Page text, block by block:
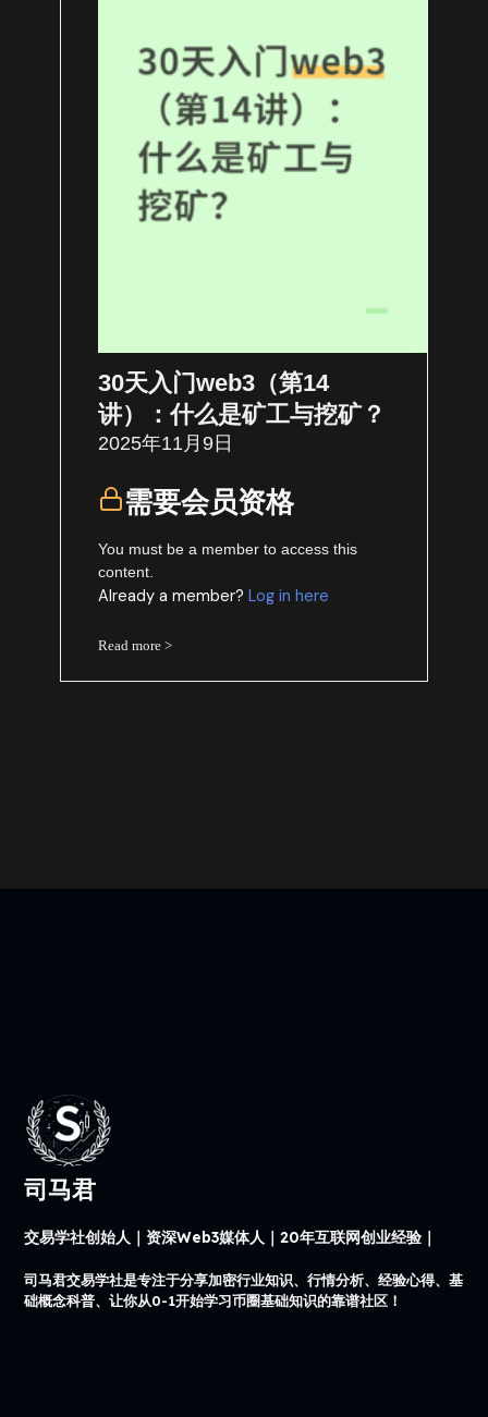
30天入门web3（第14
讲）：什么是矿工与挖矿？
2025年11月9日
需要会员资格
You must be a member to access this
content.
Already a member?Log in here
Read more >
司马君
交易学社创始人｜资深Web3媒体人｜20年互联网创业经验｜
司马君交易学社是专注于分享加密行业知识、行情分析、经验心得、基
础概念科普、让你从0-1开始学习币圈基础知识的靠谱社区！